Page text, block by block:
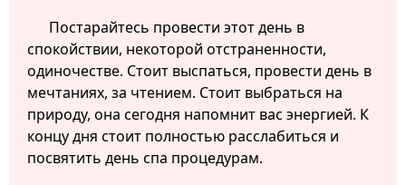
Постарайтесь провести этот день в
спокойствии, некоторой отстраненности,
одиночестве. Стоит выспаться, провести день в
мечтаниях, за чтением. Стоит выбраться на
природу, она сегодня напомнит вас энергией. К
концу дня стоит полностью расслабиться и
посвятить день спа процедурам.